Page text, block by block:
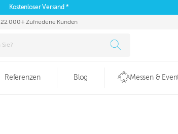
Kostenloser Versand *
22.000+ Zufriedene Kunden
Referenzen Blog Messen &